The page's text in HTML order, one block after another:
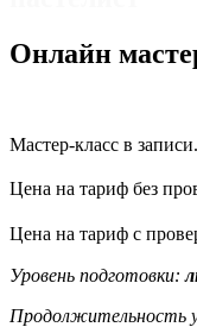
Онлайн
Мастер-класс в записи.
Цена на тариф без
Цена на тариф с
Уровень подготовки:
Продолжительность